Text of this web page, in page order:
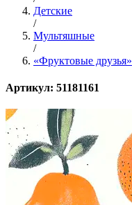
Детские
/
Мультяшные
/
«Фруктовые друзья»
Артикул: 51181161